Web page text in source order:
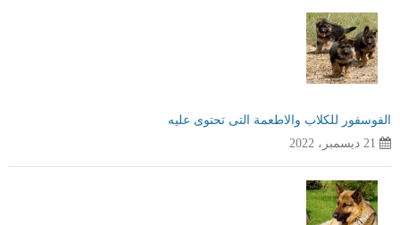
الفوسفور للكلاب والاطعمة التى تحتوى عليه
21 ديسمبر، 2022